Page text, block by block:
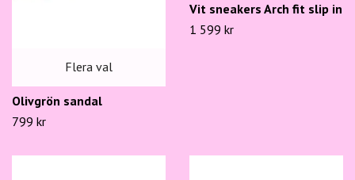
Flera val
Olivgrön sandal
799 kr
Vit sneakers Arch fit slip in
1 599 kr